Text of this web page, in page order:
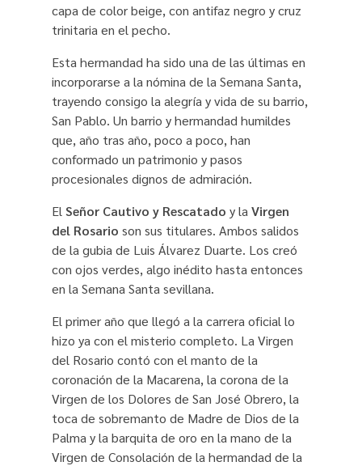
capa de color beige, con antifaz negro y cruz
trinitaria en el pecho.
Esta hermandad ha sido una de las últimas en
incorporarse a la nómina de la Semana Santa,
trayendo consigo la alegría y vida de su barrio,
San Pablo. Un barrio y hermandad humildes
que, año tras año, poco a poco, han
conformado un patrimonio y pasos
procesionales dignos de admiración.
El Señor Cautivo y Rescatado y la Virgen
del Rosario son sus titulares. Ambos salidos
de la gubia de Luis Álvarez Duarte. Los creó
con ojos verdes, algo inédito hasta entonces
en la Semana Santa sevillana.
El primer año que llegó a la carrera oficial lo
hizo ya con el misterio completo. La Virgen
del Rosario contó con el manto de la
coronación de la Macarena, la corona de la
Virgen de los Dolores de San José Obrero, la
toca de sobremanto de Madre de Dios de la
Palma y la barquita de oro en la mano de la
Virgen de Consolación de la hermandad de la